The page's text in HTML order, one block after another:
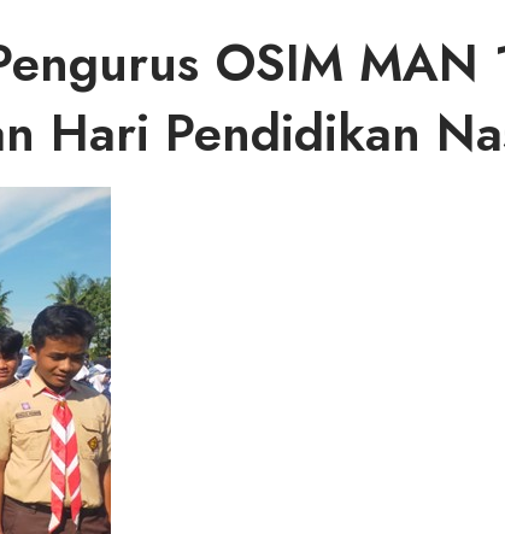
OSIM MAN
Hari Pendidikan